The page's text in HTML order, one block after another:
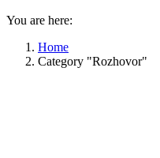
You are here:
Home
Category "Rozhovor"